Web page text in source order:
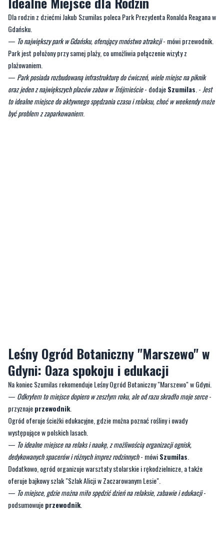
Dla rodzin z dziećmi Jakub Szumilas poleca Park Prezydenta Ronalda Reagana w
Gdańsku.
— To największy park w Gdańsku, oferujący mnóstwo atrakcji- mówi przewodnik.
Park jest położony przy samej plaży, co umożliwia połączenie wizyty z
plażowaniem.
— Park posiada rozbudowaną infrastrukturę do ćwiczeń, wiele miejsc na piknik
oraz jeden z największych placów zabaw w Trójmieście- dodajeSzumilas. -Jest
to idealne miejsce do aktywnego spędzania czasu i relaksu, choć w weekendy może
być problem z zaparkowaniem.
Leśny Ogród Botaniczny "Marszewo" w
Gdyni: Oaza spokoju i edukacji
Na koniec Szumilas rekomenduje Leśny Ogród Botaniczny "Marszewo" w Gdyni.
— Odkryłem to miejsce dopiero w zeszłym roku, ale od razu skradło moje serce-
przyznajeprzewodnik.
Ogród oferuje ścieżki edukacyjne, gdzie można poznać rośliny i owady
występujące w polskich lasach.
— To idealne miejsce na relaks i naukę, z możliwością organizacji ognisk,
dedykowanych spacerów i różnych imprez rodzinnych- mówiSzumilas.
Dodatkowo, ogród organizuje warsztaty stolarskie i rękodzielnicze, a także
oferuje bajkowy szlak "Szlak Alicji w Zaczarowanym Lesie".
— To miejsce, gdzie można miło spędzić dzień na relaksie, zabawie i edukacji-
podsumowujeprzewodnik.